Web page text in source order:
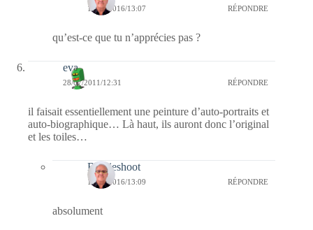
17/03/2016/13:07 RÉPONDRE
qu’est-ce que tu n’apprécies pas ?
eva
28/07/2011/12:31 RÉPONDRE
il faisait essentiellement une peinture d’auto-portraits et
auto-biographique… Là haut, ils auront donc l’original
et les toiles…
Bernieshoot
17/03/2016/13:09 RÉPONDRE
absolument